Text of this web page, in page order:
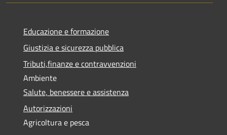
Educazione e formazione
Giustizia e sicurezza pubblica
Tributi,finanze e contravvenzioni
Ambiente
Salute, benessere e assistenza
Autorizzazioni
Agricoltura e pesca